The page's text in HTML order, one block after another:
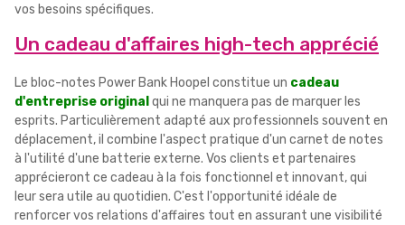
vos besoins spécifiques.
Un cadeau d'affaires high-tech apprécié
Le bloc-notes Power Bank Hoopel constitue un cadeau
d'entreprise original qui ne manquera pas de marquer les
esprits. Particulièrement adapté aux professionnels souvent en
déplacement, il combine l'aspect pratique d'un carnet de notes
à l'utilité d'une batterie externe. Vos clients et partenaires
apprécieront ce cadeau à la fois fonctionnel et innovant, qui
leur sera utile au quotidien. C'est l'opportunité idéale de
renforcer vos relations d'affaires tout en assurant une visibilité